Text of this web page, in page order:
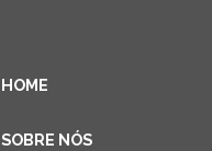
HOME
SOBRE NÓS